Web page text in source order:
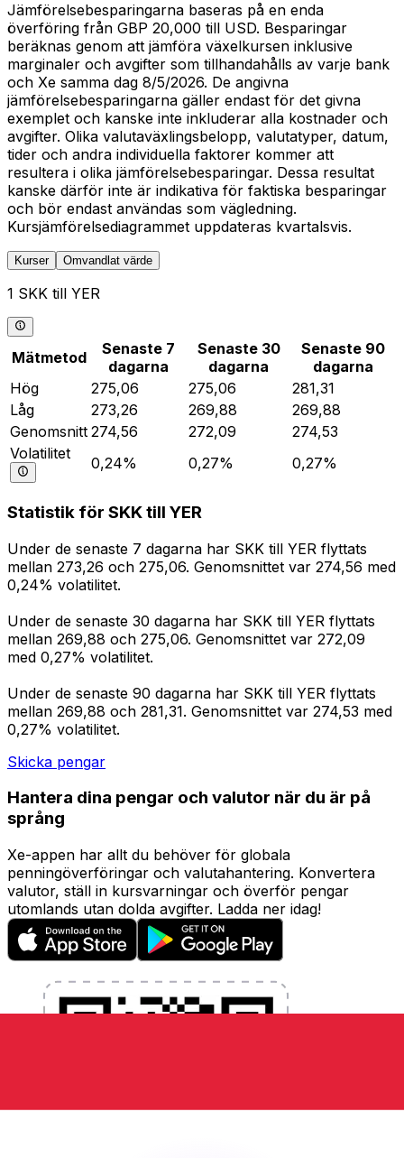
Jämförelsebesparingarna baseras på en enda
överföring från GBP 20,000 till USD. Besparingar
beräknas genom att jämföra växelkursen inklusive
marginaler och avgifter som tillhandahålls av varje bank
och Xe samma dag 8/5/2026. De angivna
jämförelsebesparingarna gäller endast för det givna
exemplet och kanske inte inkluderar alla kostnader och
avgifter. Olika valutaväxlingsbelopp, valutatyper, datum,
tider och andra individuella faktorer kommer att
resultera i olika jämförelsebesparingar. Dessa resultat
kanske därför inte är indikativa för faktiska besparingar
och bör endast användas som vägledning.
Kursjämförelsediagrammet uppdateras kvartalsvis.
Kurser Omvandlat värde
1 SKK till YER
Mätmetod
Senaste 7
dagarna
Senaste 30
dagarna
Senaste 90
dagarna
Hög
275,06 275,06
281,31
Låg
273,26 269,88
269,88
Genomsnitt 274,56 272,09
274,53
Volatilitet
0,24% 0,27% 0,27%
Statistik för SKK till YER
Under de senaste 7 dagarna har SKK till YER flyttats
mellan 273,26 och 275,06. Genomsnittet var 274,56 med
0,24% volatilitet.
Under de senaste 30 dagarna har SKK till YER flyttats
mellan 269,88 och 275,06. Genomsnittet var 272,09
med 0,27% volatilitet.
Under de senaste 90 dagarna har SKK till YER flyttats
mellan 269,88 och 281,31. Genomsnittet var 274,53 med
0,27% volatilitet.
Skicka pengar
Hantera dina pengar och valutor när du är på
språng
Xe-appen har allt du behöver för globala
penningöverföringar och valutahantering. Konvertera
valutor, ställ in kursvarningar och överför pengar
utomlands utan dolda avgifter. Ladda ner idag!